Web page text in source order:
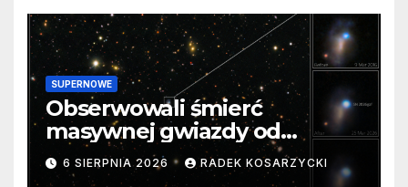
SUPERNOWE
Obserwowali śmierć
masywnej gwiazdy od
samego początku. Niezwykle
cenne dane
6 SIERPNIA 2026 RADEK KOSARZYCKI